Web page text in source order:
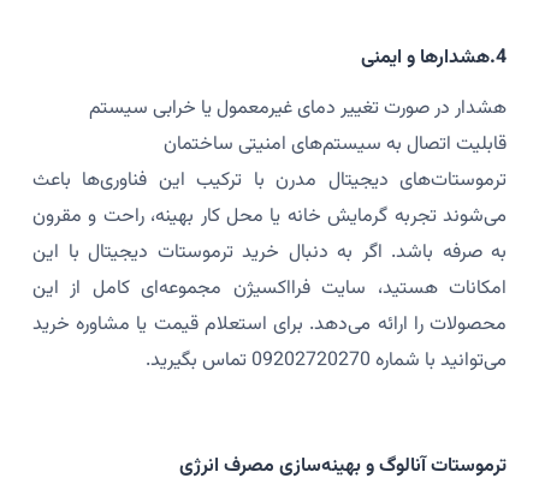
4.هشدارها و ایمنی
هشدار در صورت تغییر دمای غیرمعمول یا خرابی سیستم
قابلیت اتصال به سیستم‌های امنیتی ساختمان
ترموستات‌های دیجیتال مدرن با ترکیب این فناوری‌ها باعث
می‌شوند تجربه گرمایش خانه یا محل کار بهینه، راحت و مقرون
به صرفه باشد. اگر به دنبال خرید ترموستات دیجیتال با این
امکانات هستید، سایت فرااکسیژن مجموعه‌ای کامل از این
محصولات را ارائه می‌دهد. برای استعلام قیمت یا مشاوره خرید
می‌توانید با شماره 09202720270 تماس بگیرید.
ترموستات آنالوگ و بهینه‌سازی مصرف انرژی